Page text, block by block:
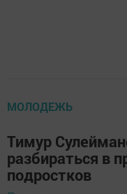
МОЛОДЕЖЬ
Тимур
разбираться в
подростков